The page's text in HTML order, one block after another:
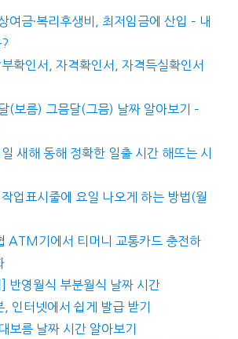
여금·복리후생비, 최저임금에 산입 – 내
확인서, 자격확인서, 자격득실확인서
(보름) 그믐달(그믐) 날짜 알아보기 –
새해 동해 정확한 일출 시간 해뜨는 시
업표시줄에 요일 나오게 하는 방법(월
ATM기에서 티머니 교통카드 충전하
반영월식 부분월식 날짜 시간
, 인터넷에서 쉽게 발급 받기
보름 날짜 시간 알아보기